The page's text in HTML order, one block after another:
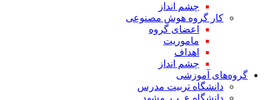
چشم انداز
کار گروه هوش مصنوعی
اعضای گروه
ماموریت
اهداف
چشم انداز
گروه‌های آموزشی
دانشگاه تربیت مدرس
دانشگاه ع. پ. مشهد